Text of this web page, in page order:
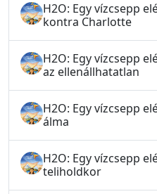
H2O: Egy vízcsepp
kontra Charlotte
H2O: Egy vízcsepp
az ellenállhatatlan
H2O: Egy vízcsepp
álma
H2O: Egy vízcsepp
teliholdkor